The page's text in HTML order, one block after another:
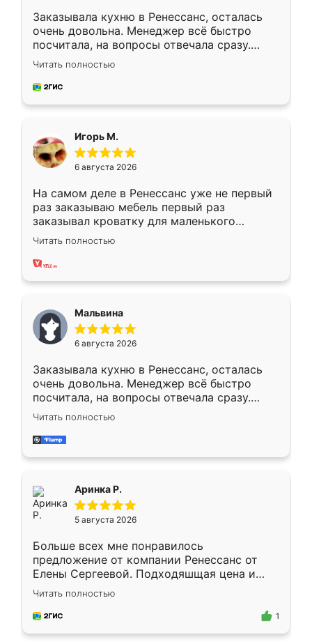
Заказывала кухню в Ренессанс, осталась
очень довольна. Менеджер всё быстро
посчитала, на вопросы отвечала сразу.
Замерщик приехал в субботу, подошёл к
делу со всей ответственностью. Собрали
за день, ребята работали аккуратно, даже
Читать полностью
Игорь М.
6 августа 2026
На самом деле в Ренессанс уже не первый
раз заказываю мебель первый раз
заказывал кроватку для маленького
ребёнка при его рождении ,во второй раз
заказал шкаф-купе. По качеству очень
хорошее сборка достаточно быстрая,
меньше, здесь же он более разнообразный.
Мне нравится ,если что-то потребуется из
мебели буду заказывать только здесь.
Читать полностью
Мальвина
6 августа 2026
Заказывала кухню в Ренессанс, осталась
очень довольна. Менеджер всё быстро
посчитала, на вопросы отвечала сразу.
Замерщик приехал в субботу, подошёл к
делу со всей ответственностью. Собрали
за день, ребята работали аккуратно, даже
Читать полностью
Аринка Р.
5 августа 2026
Больше всех мне понравилось
предложение от компании Ренессанс от
Елены Сергеевой. Подходяшщая цена и
короткие сроки изготовления. Приехавший
для замера сотрудник Владислав
предложил по моему эскизу самый
Читать полностью
1